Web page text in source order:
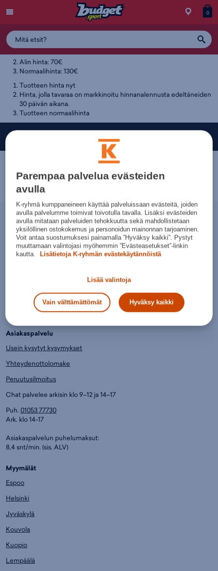
Siirry
0
Tuotteen hintahistoria
100€
Alin hinta: 70€
Normaalihinta: 130€
Tuotteen hinta nyt
Hinta, jolla tavaraa on markkinoitu hinnanalennusta edeltäneiden
30 päivän aikana.
Tuotteen normaalihinta
Budget Sport — Liikuttavan halpa urheilukauppa!
Nopeammin.
Tilaukset toimitetaan sinulle jopa kolmessa päivässä.
Helpommin.
Edullisemmin.
Jo yli 6000 huippuhalpaa tuotetta, joista saat K-Plussa-pisteitä.
Asiakaspalvelu
Usein kysytyt kysymykset
Yhteydenottolomake
Peruutusilmoitus
Chat palvelee arkisin klo 9–12 ja 14–17
Puh. 01053 77730
Ark. klo 14-17
Asiakaspalvelun puhelumaksut:
8,4 snt/min. (sis. ALV)
Myymälät
Espoo
Helsinki
Jyväskylä
Kouvola
Kuopio
Lempäälä
Parempaa palvelua evästeiden
avulla
K-ryhmä kumppaneineen käyttää palveluissaan evästeitä, joiden
avulla palvelumme toimivat toivotulla tavalla. Lisäksi evästeiden
avulla mitataan palveluiden tehokkuutta sekä mahdollistetaan
yksilöllinen ostokokemus ja personoidun mainonnan tarjoaminen.
Voit antaa suostumuksesi painamalla ”Hyväksy kaikki”. Pystyt
muuttamaan valintojasi myöhemmin ”Evästeasetukset”-linkin
kautta.
Lisätietoja K-ryhmän evästekäytännöistä
Lisää valintoja
Vain välttämättömät Hyväksy kaikki